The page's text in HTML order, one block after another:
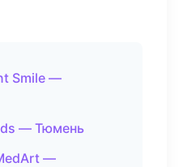
Smile —
— Тюмень
—